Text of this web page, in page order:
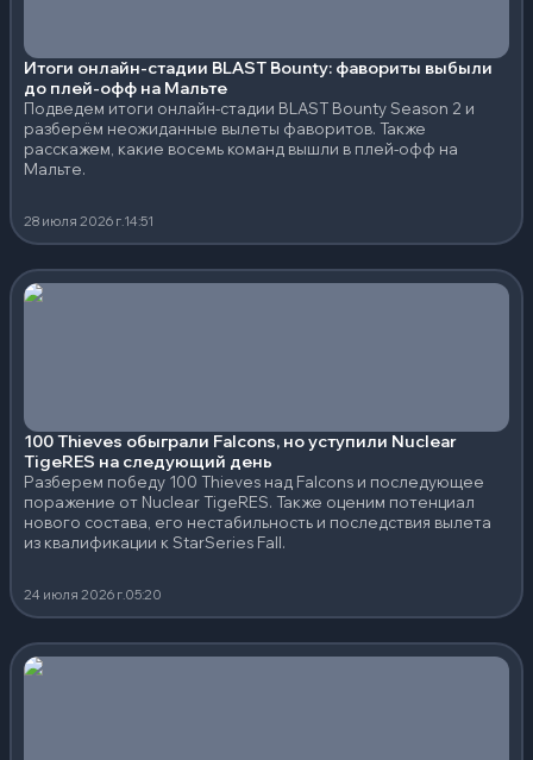
Итоги онлайн-стадии BLAST Bounty: фавориты выбыли
до плей-офф на Мальте
Подведем итоги онлайн-стадии BLAST Bounty Season 2 и
разберём неожиданные вылеты фаворитов. Также
расскажем, какие восемь команд вышли в плей-офф на
Мальте.
28 июля 2026 г.14:51
100 Thieves обыграли Falcons, но уступили Nuclear
TigeRES на следующий день
Разберем победу 100 Thieves над Falcons и последующее
поражение от Nuclear TigeRES. Также оценим потенциал
нового состава, его нестабильность и последствия вылета
из квалификации к StarSeries Fall.
24 июля 2026 г.05:20